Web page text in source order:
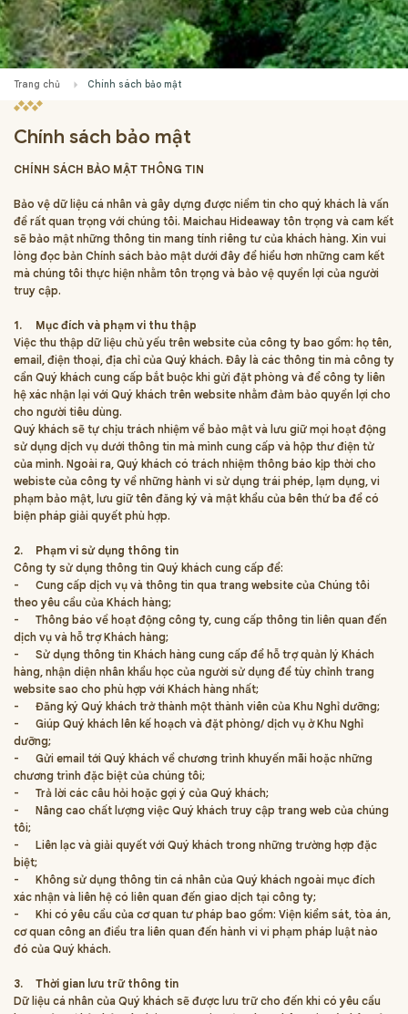
Trang chủ Chính sách bảo mật
Chính sách bảo mật
CHÍNH SÁCH BẢO MẬT THÔNG TIN
Bảo vệ dữ liệu cá nhân và gây dựng được niềm tin cho quý khách là vấn
đề rất quan trọng với chúng tôi. Maichau Hideaway tôn trọng và cam kết
sẽ bảo mật những thông tin mang tính riêng tư của khách hàng. Xin vui
lòng đọc bản Chính sách bảo mật dưới đây để hiểu hơn những cam kết
mà chúng tôi thực hiện nhằm tôn trọng và bảo vệ quyền lợi của người
truy cập.
1.
Mục đích và phạm vi thu thập
Việc thu thập dữ liệu chủ yếu trên website của công ty bao gồm: họ tên,
email, điện thoại, địa chỉ của Quý khách. Đây là các thông tin mà công ty
cần Quý khách cung cấp bắt buộc khi gửi đặt phòng và để công ty liên
hệ xác nhận lại với Quý khách trên website nhằm đảm bảo quyền lợi cho
cho người tiêu dùng.
Quý khách sẽ tự chịu trách nhiệm về bảo mật và lưu giữ mọi hoạt động
sử dụng dịch vụ dưới thông tin mà mình cung cấp và hộp thư điện tử
của mình. Ngoài ra, Quý khách có trách nhiệm thông báo kịp thời cho
webiste của công ty về những hành vi sử dụng trái phép, lạm dụng, vi
phạm bảo mật, lưu giữ tên đăng ký và mật khẩu của bên thứ ba để có
biện pháp giải quyết phù hợp.
2.
Phạm vi sử dụng thông tin
Công ty sử dụng thông tin Quý khách cung cấp để:
-
Cung cấp dịch vụ và thông tin qua trang website của Chúng tôi
theo yêu cầu của Khách hàng;
-
Thông báo về hoạt động công ty, cung cấp thông tin liên quan đến
dịch vụ và hỗ trợ Khách hàng;
-
Sử dụng thông tin Khách hàng cung cấp để hỗ trợ quản lý Khách
hàng, nhận diện nhân khẩu học của người sử dụng để tùy chỉnh trang
website sao cho phù hợp với Khách hàng nhất;
-
Đăng ký Quý khách trở thành một thành viên của Khu Nghỉ dưỡng;
-
Giúp Quý khách lên kế hoạch và đặt phòng/ dịch vụ ở Khu Nghỉ
dưỡng;
-
Gửi email tới Quý khách về chương trình khuyến mãi hoặc những
chương trình đặc biệt của chúng tôi;
-
Trả lời các câu hỏi hoặc gợi ý của Quý khách;
-
Nâng cao chất lượng việc Quý khách truy cập trang web của chúng
tôi;
-
Liên lạc và giải quyết với Quý khách trong những trường hợp đặc
biệt;
-
Không sử dụng thông tin cá nhân của Quý khách ngoài mục đích
xác nhận và liên hệ có liên quan đến giao dịch tại công ty;
-
Khi có yêu cầu của cơ quan tư pháp bao gồm: Viện kiểm sát, tòa án,
cơ quan công an điều tra liên quan đến hành vi vi phạm pháp luật nào
đó của Quý khách.
3.
Thời gian lưu trữ thông tin
Dữ liệu cá nhân của Quý khách sẽ được lưu trữ cho đến khi có yêu cầu